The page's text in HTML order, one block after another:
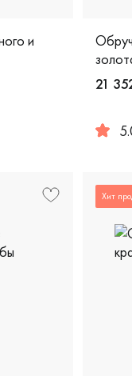
и
и белое
21
Хит